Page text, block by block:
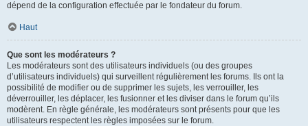
dépend de la configuration effectuée par le fondateur du forum.
Haut
Que sont les modérateurs ?
Les modérateurs sont des utilisateurs individuels (ou des groupes
d’utilisateurs individuels) qui surveillent régulièrement les forums. Ils ont la
possibilité de modifier ou de supprimer les sujets, les verrouiller, les
déverrouiller, les déplacer, les fusionner et les diviser dans le forum qu’ils
modèrent. En règle générale, les modérateurs sont présents pour que les
utilisateurs respectent les règles imposées sur le forum.